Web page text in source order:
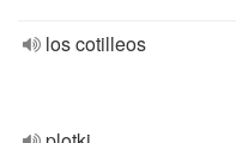
los cotilleos